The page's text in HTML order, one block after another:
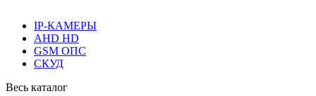
IP-КАМЕРЫ
AHD HD
GSM ОПС
СКУД
Весь каталог